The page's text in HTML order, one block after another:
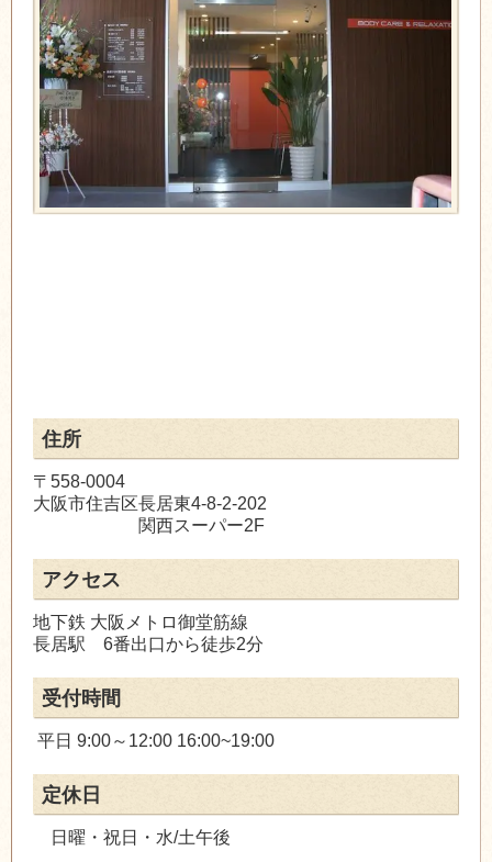
住所
〒558-0004
大阪市住吉区長居東4-8-2-202
関西スーパー2F
アクセス
地下鉄 大阪メトロ御堂筋線
長居駅 6番出口から徒歩2分
受付時間
平日 9:00～12:00 16:00~19:00
定休日
日曜・祝日・水/土午後